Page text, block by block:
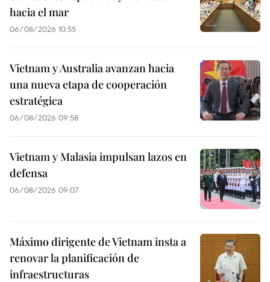
hacia el mar
06/08/2026 10:55
Vietnam y Australia avanzan hacia
una nueva etapa de cooperación
estratégica
06/08/2026 09:58
Vietnam y Malasia impulsan lazos en
defensa
06/08/2026 09:07
Máximo dirigente de Vietnam insta a
renovar la planificación de
infraestructuras